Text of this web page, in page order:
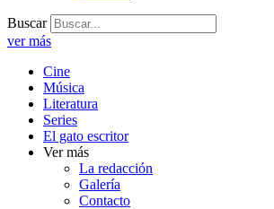
Buscar
ver más
Cine
Música
Literatura
Series
El gato escritor
Ver más
La redacción
Galería
Contacto